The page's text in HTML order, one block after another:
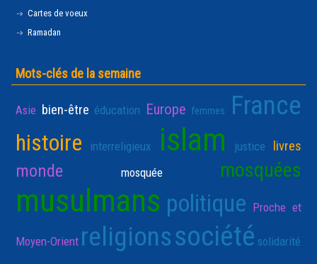
Cartes de voeux
Ramadan
Mots-clés de la semaine
Asie bien-être éducation Europe femmes France
histoire interreligieux islam justice livres
monde mosquée mosquées
musulmans politique Proche et
Moyen-Orient religionssociété solidarité